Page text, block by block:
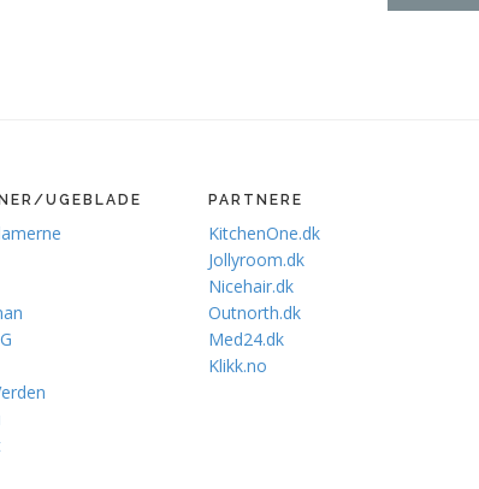
UGEBLADE PARTNERE
KitchenOne.dk
Jollyroom.dk
Nicehair.dk
Outnorth.dk
Med24.dk
Klikk.no